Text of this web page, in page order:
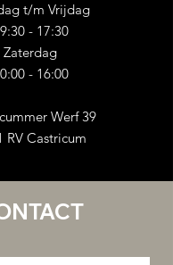
t/m Vrijdag
- 17:30
Zaterdag
- 16:00
Werf 39
RV Castricum